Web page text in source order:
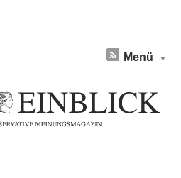
Menü